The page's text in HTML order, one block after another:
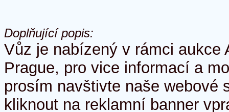
Doplňující popis:
Vůz je nabízený v rámci aukce
Prague, pro vice informací a
prosím navštivte naše webové
kliknout na reklamní banner